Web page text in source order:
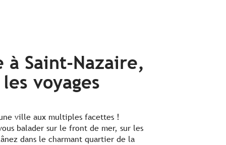
à Saint-Nazaire,
voyages
ville aux multiples facettes !
balader sur le front de mer, sur les
dans le charmant quartier de la